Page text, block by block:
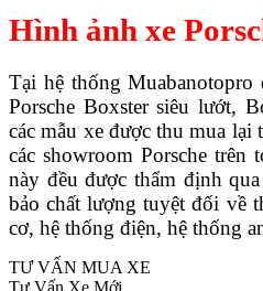
Hình ảnh xe
Tại hệ thống Muabanotopro
Porsche Boxster siêu lướt,
các mẫu xe được thu mua lại
các showroom Porsche trên
này đều được thẩm định
bảo chất lượng tuyệt đối về
cơ, hệ thống điện, hệ thống
TƯ VẤN MUA XE
Tư Vấn Xe Mới